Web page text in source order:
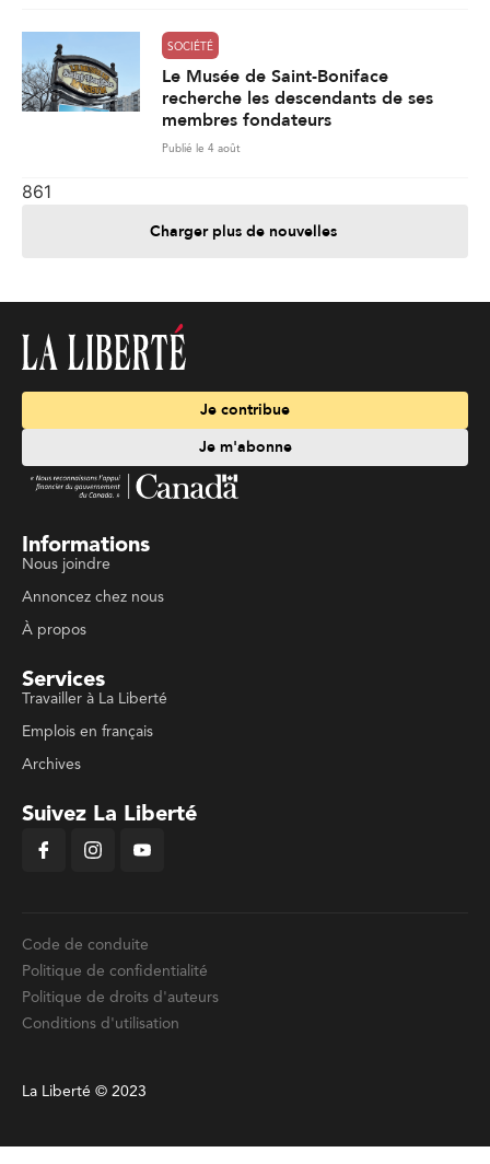
SOCIÉTÉ
Le Musée de Saint-Boniface
recherche les descendants de ses
membres fondateurs
Publié le 4 août
861
Charger plus de nouvelles
Je contribue
Je m'abonne
Informations
Nous joindre
Annoncez chez nous
À propos
Services
Travailler à La Liberté
Emplois en français
Archives
Suivez La Liberté
Code de conduite
Politique de confidentialité
Politique de droits d'auteurs
Conditions d'utilisation
La Liberté © 2023